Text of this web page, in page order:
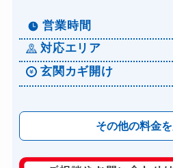
営業時間
対応エリア
玄関カギ開け
その他の料金